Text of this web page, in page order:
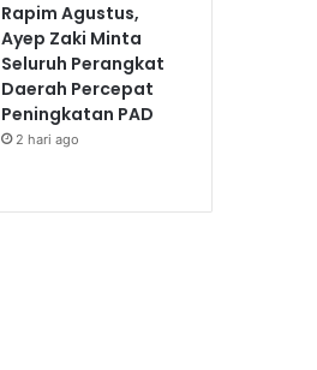
Rapim Agustus,
Ayep Zaki Minta
Seluruh Perangkat
Daerah Percepat
Peningkatan PAD
2 hari ago